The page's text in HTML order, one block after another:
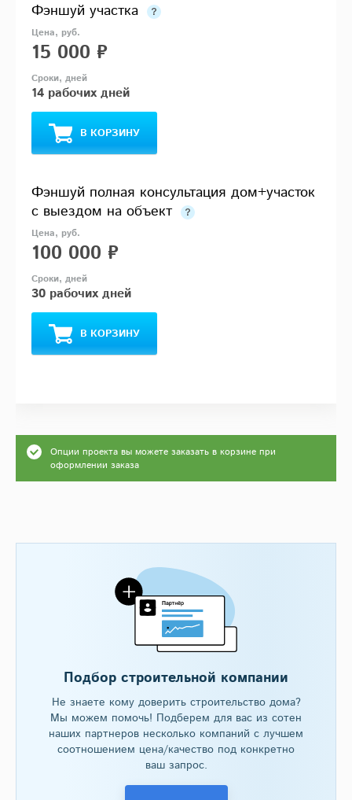
Фэншуй участка
15 000 ₽
14 рабочих дней
В КОРЗИНУ
Фэншуй полная консультация дом+участок
с выездом на объект
100 000 ₽
30 рабочих дней
В КОРЗИНУ
Опции проекта вы можете заказать в корзине при
оформлении заказа
Подбор строительной компании
Не знаете кому доверить строительство дома?
Мы можем помочь! Подберем для вас из сотен
наших партнеров несколько компаний с лучшем
соотношением цена/качество под конкретно
ваш запрос.